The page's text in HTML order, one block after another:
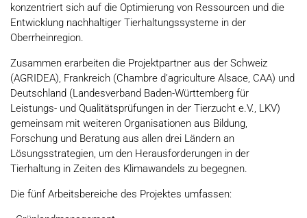
konzentriert sich auf die Optimierung von Ressourcen und die
Entwicklung nachhaltiger Tierhaltungssysteme in der
Oberrheinregion.
Zusammen erarbeiten die Projektpartner aus der Schweiz
(AGRIDEA), Frankreich (Chambre d’agriculture Alsace, CAA) und
Deutschland (Landesverband Baden-Württemberg für
Leistungs- und Qualitätsprüfungen in der Tierzucht e.V., LKV)
gemeinsam mit weiteren Organisationen aus Bildung,
Forschung und Beratung aus allen drei Ländern an
Lösungsstrategien, um den Herausforderungen in der
Tierhaltung in Zeiten des Klimawandels zu begegnen.
Die fünf Arbeitsbereiche des Projektes umfassen: